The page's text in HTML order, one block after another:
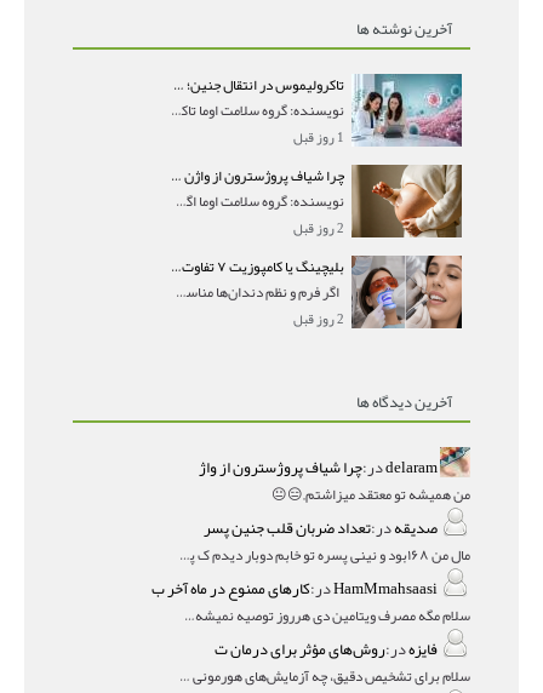
آخرین نوشته ها
تاکرولیموس در انتقال جنین؛ آیا شانس لانه‌گزینی را افزایش می‌دهد؟
نویسنده: گروه سلامت اوما تاکرولیموس در انتقال جنین
1 روز قبل
چرا شیاف پروژسترون از واژن بیرون می‌ریزد؟ میزان جذب و زمان صحیح مصرف
نویسنده: گروه سلامت اوما اگر بعد از گذاشتن شیاف پر
2 روز قبل
بلیچینگ یا کامپوزیت ۷ تفاوت مهم برای انتخاب درست
اگر فرم و نظم دندان‌ها مناسب است و مشکل
2 روز قبل
آخرین دیدگاه ها
delaramدر:چرا شیاف پروژسترون از واژ
من همیشه تو معتقد میزاشتم,,😑😐
صدیقهدر:تعداد ضربان قلب جنین پسر
مال من ۱۶۸بود و نینی پسره تو خابم دوبار دیدم ک پسره
HamMmahsaasiدر:کارهای ممنوع در ماه آخر ب
سلام مگه مصرف ویتامین دی هرروز توصیه نمیشه؟درمقاله میگه
فایزهدر:روش‌های مؤثر برای درمان ت
سلام برای تشخیص دقیق، چه آزمایش‌های هورمونی و چه سونوگر